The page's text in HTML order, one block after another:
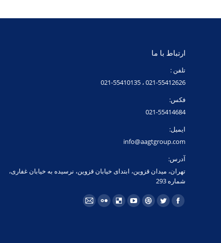
ارتباط با ما
تلفن :
021-55412626 ، 021-55410135
فکس:
021-55414684
ایمیل:
info@aagtgroup.com
آدرس:
تهران، میدان قزوین، ابتدای خیابان قزوین، نرسیده به خیابان غفاری،
شماره 293
مارا در اینجا پیدا کنید:
فیسبوکتوئیترDribbbleیوتیوبDelicious
فلیکرایمیل